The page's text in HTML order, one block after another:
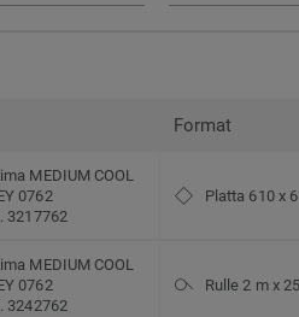
Format
MEDIUM COOL
0762
3217762
Platta 610 x
MEDIUM COOL
0762
3242762
Rulle 2 m x